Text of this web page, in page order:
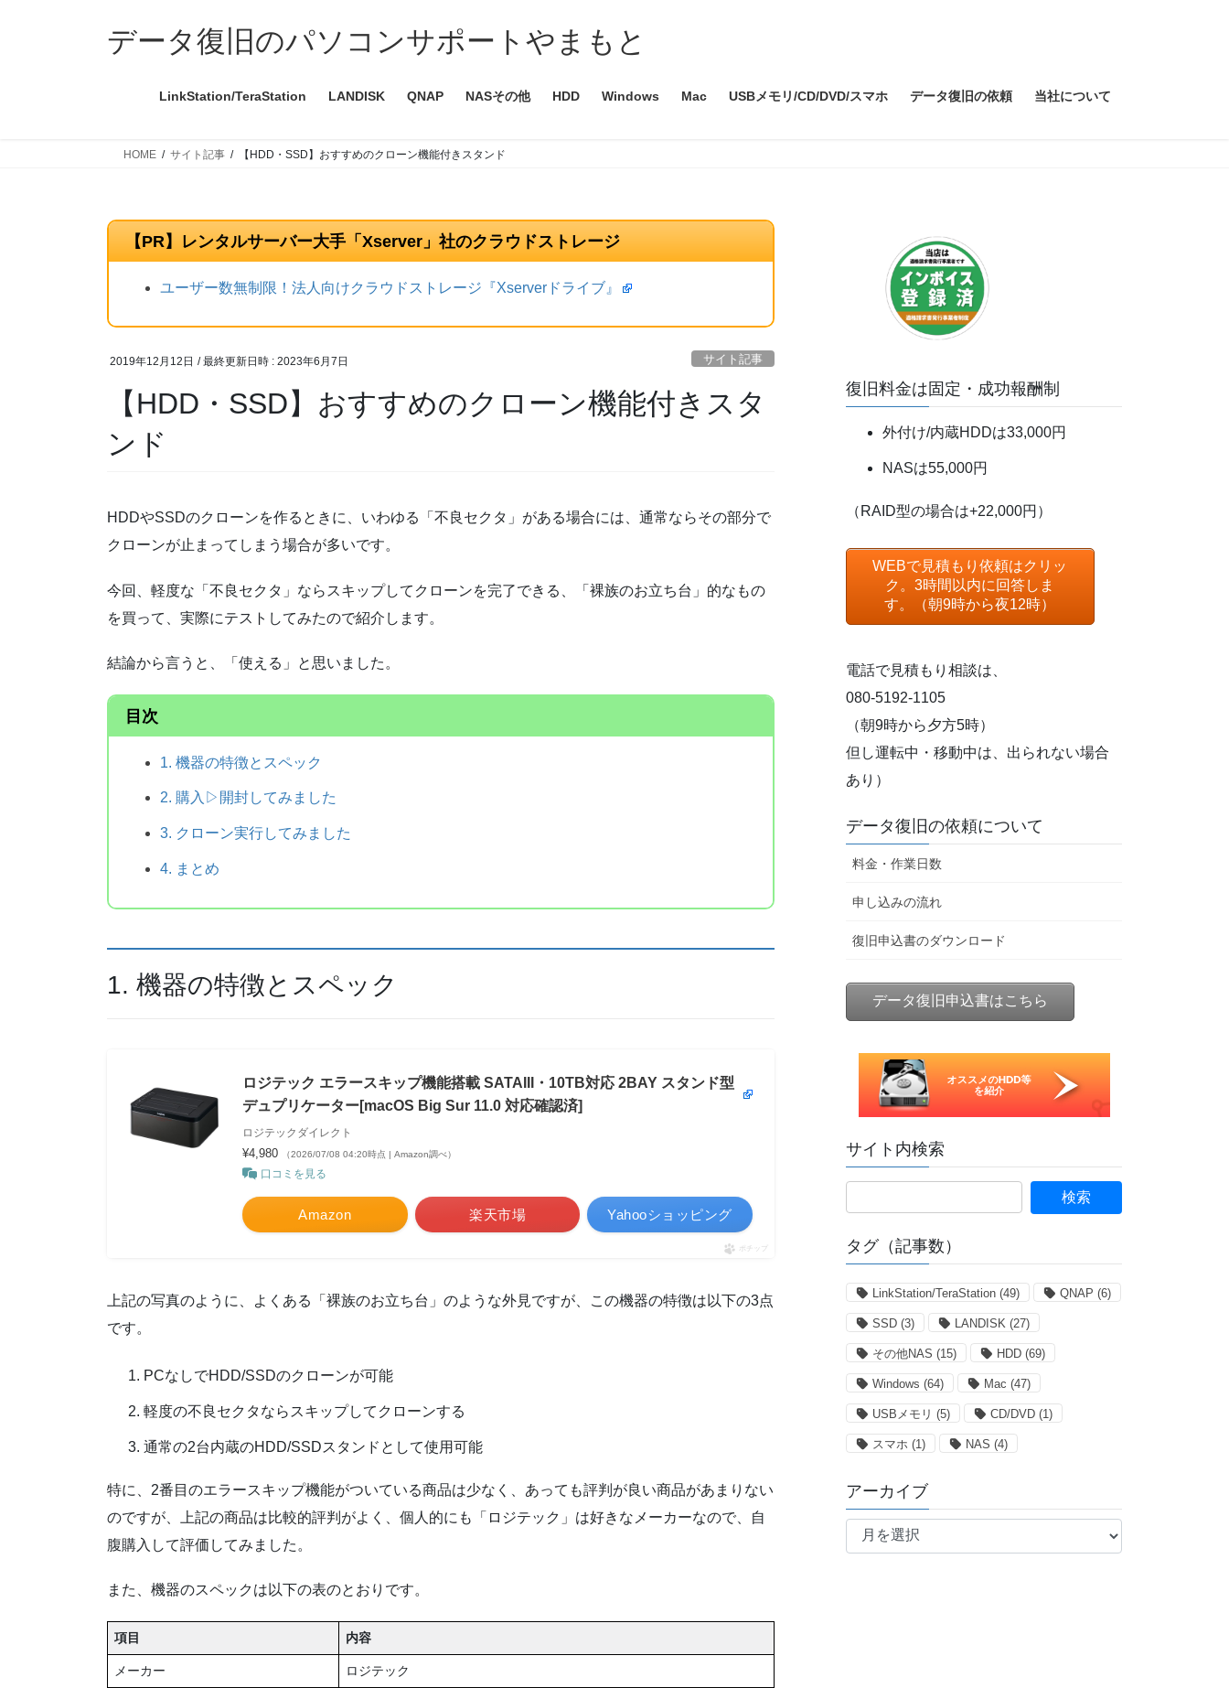
データ復旧のパソコンサポートやまもと
LinkStation/TeraStation LANDISK QNAP NASその他 HDD Windows Mac USBメモリ/CD/DVD/スマホ データ復旧の依頼 当社について
HOME サイト記事 【HDD・SSD】おすすめのクローン機能付きスタンド
【PR】レンタルサーバー大手「Xserver」社のクラウドストレージ
ユーザー数無制限！法人向けクラウドストレージ『Xserverドライブ』
2019年12月12日 / 最終更新日時 : 2023年6月7日 サイト記事
【HDD・SSD】おすすめのクローン機能付きスタ
ンド
HDDやSSDのクローンを作るときに、いわゆる「不良セクタ」がある場合には、通常ならその部分で
クローンが止まってしまう場合が多いです。
今回、軽度な「不良セクタ」ならスキップしてクローンを完了できる、「裸族のお立ち台」的なもの
を買って、実際にテストしてみたので紹介します。
結論から言うと、「使える」と思いました。
目次
1. 機器の特徴とスペック
2. 購入▷開封してみました
3. クローン実行してみました
4. まとめ
1. 機器の特徴とスペック
ロジテック エラースキップ機能搭載 SATAIII・10TB対応 2BAY スタンド型
デュプリケーター[macOS Big Sur 11.0 対応確認済]
ロジテックダイレクト
¥4,980 （2026/07/08 04:20時点 | Amazon調べ）
口コミを見る
Amazon 楽天市場 Yahooショッピング
ポチップ
上記の写真のように、よくある「裸族のお立ち台」のような外見ですが、この機器の特徴は以下の3点
です。
PCなしでHDD/SSDのクローンが可能
軽度の不良セクタならスキップしてクローンする
通常の2台内蔵のHDD/SSDスタンドとして使用可能
特に、2番目のエラースキップ機能がついている商品は少なく、あっても評判が良い商品があまりない
のですが、上記の商品は比較的評判がよく、個人的にも「ロジテック」は好きなメーカーなので、自
腹購入して評価してみました。
また、機器のスペックは以下の表のとおりです。
項目 内容
メーカー ロジテック
復旧料金は固定・成功報酬制
外付け/内蔵HDDは33,000円
NASは55,000円
（RAID型の場合は+22,000円）
WEBで見積もり依頼はクリッ
ク。3時間以内に回答しま
す。（朝9時から夜12時）
電話で見積もり相談は、
080-5192-1105
（朝9時から夕方5時）
但し運転中・移動中は、出られない場合
あり）
データ復旧の依頼について
料金・作業日数
申し込みの流れ
復旧申込書のダウンロード
データ復旧申込書はこちら
サイト内検索
タグ（記事数）
LinkStation/TeraStation (49) QNAP (6)
SSD (3) LANDISK (27)
その他NAS (15) HDD (69)
Windows (64) Mac (47)
USBメモリ (5) CD/DVD (1)
スマホ (1) NAS (4)
アーカイブ
ア